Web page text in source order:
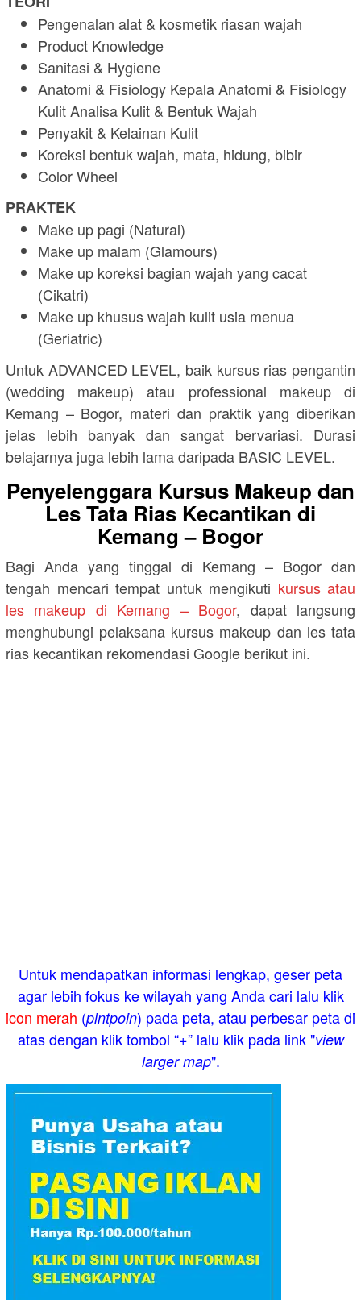
Pengenalan alat & kosmetik riasan wajah
Product Knowledge
Sanitasi & Hygiene
Anatomi & Fisiology Kepala Anatomi & Fisiology
Kulit Analisa Kulit & Bentuk Wajah
Penyakit & Kelainan Kulit
Koreksi bentuk wajah, mata, hidung, bibir
Color Wheel
PRAKTEK
Make up pagi (Natural)
Make up malam (Glamours)
Make up koreksi bagian wajah yang cacat
(Cikatri)
Make up khusus wajah kulit usia menua
(Geriatric)
Untuk ADVANCED LEVEL, baik kursus rias pengantin
(wedding makeup) atau professional makeup di
Kemang – Bogor, materi dan praktik yang diberikan
jelas lebih banyak dan sangat bervariasi. Durasi
belajarnya juga lebih lama daripada BASIC LEVEL.
Penyelenggara Kursus Makeup dan
Les Tata Rias Kecantikan di
Kemang – Bogor
Bagi Anda yang tinggal di Kemang – Bogor dan
tengah mencari tempat untuk mengikuti kursus atau
les makeup di Kemang – Bogor, dapat langsung
menghubungi pelaksana kursus makeup dan les tata
rias kecantikan rekomendasi Google berikut ini.
Untuk mendapatkan informasi lengkap, geser peta
agar lebih fokus ke wilayah yang Anda cari lalu klik
icon merah (pintpoin) pada peta, atau perbesar peta di
atas dengan klik tombol “+” lalu klik pada link "view
larger map".